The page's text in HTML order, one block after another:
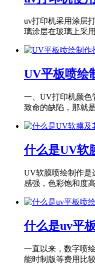
uv打印机采用涂层
璃涂层在玻璃上采
UV平板喷绘
一、UV打印机颜色
致命的缺陷，那就
什么是UV软
UV软膜喷绘制作是
感强，色彩饱和度
什么是uv平
一直以来，数字喷
能时制版等费用比